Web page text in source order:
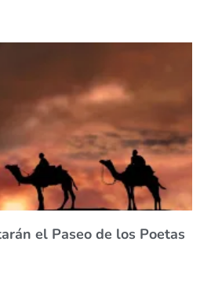
el Paseo de los Poetas